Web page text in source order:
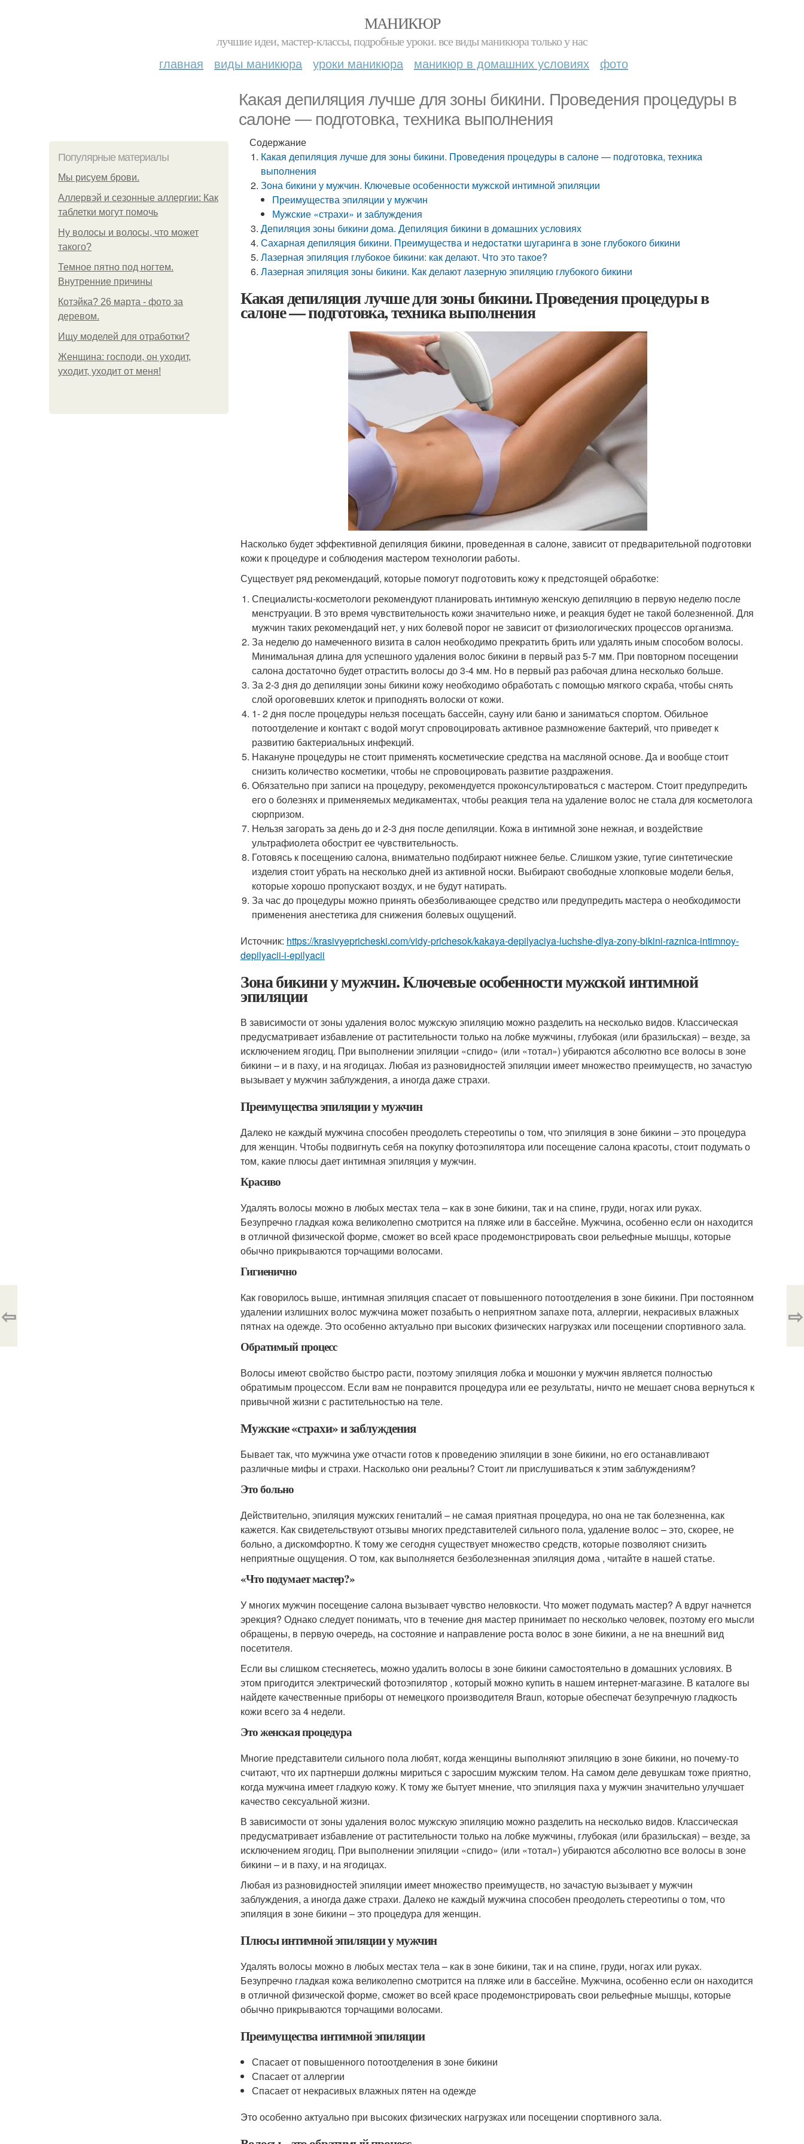
МАНИКЮР
лучшие идеи, мастер-классы, подробные уроки. все виды маникюра только у нас
главная виды маникюра уроки маникюра маникюр в домашних условиях фото
Какая депиляция лучше для зоны бикини. Проведения процедуры в
салоне — подготовка, техника выполнения
Популярные материалы
Мы рисуем брови.
Аллервэй и сезонные аллергии: Как
таблетки могут помочь
Ну волосы и волосы, что может
такого?
Темное пятно под ногтем.
Внутренние причины
Котэйка? 26 марта - фото за
деревом.
Ищу моделей для отработки?
Женщина: господи, он уходит,
уходит, уходит от меня!
Содержание
Какая депиляция лучше для зоны бикини. Проведения процедуры в салоне — подготовка, техника
выполнения
Зона бикини у мужчин. Ключевые особенности мужской интимной эпиляции
Преимущества эпиляции у мужчин
Мужские «страхи» и заблуждения
Депиляция зоны бикини дома. Депиляция бикини в домашних условиях
Сахарная депиляция бикини. Преимущества и недостатки шугаринга в зоне глубокого бикини
Лазерная эпиляция глубокое бикини: как делают. Что это такое?
Лазерная эпиляция зоны бикини. Как делают лазерную эпиляцию глубокого бикини
Какая депиляция лучше для зоны бикини. Проведения процедуры в
салоне — подготовка, техника выполнения
Насколько будет эффективной депиляция бикини, проведенная в салоне, зависит от предварительной подготовки
кожи к процедуре и соблюдения мастером технологии работы.
Существует ряд рекомендаций, которые помогут подготовить кожу к предстоящей обработке:
Специалисты-косметологи рекомендуют планировать интимную женскую депиляцию в первую неделю после
менструации. В это время чувствительность кожи значительно ниже, и реакция будет не такой болезненной. Для
мужчин таких рекомендаций нет, у них болевой порог не зависит от физиологических процессов организма.
За неделю до намеченного визита в салон необходимо прекратить брить или удалять иным способом волосы.
Минимальная длина для успешного удаления волос бикини в первый раз 5-7 мм. При повторном посещении
салона достаточно будет отрастить волосы до 3-4 мм. Но в первый раз рабочая длина несколько больше.
За 2-3 дня до депиляции зоны бикини кожу необходимо обработать с помощью мягкого скраба, чтобы снять
слой ороговевших клеток и приподнять волоски от кожи.
1- 2 дня после процедуры нельзя посещать бассейн, сауну или баню и заниматься спортом. Обильное
потоотделение и контакт с водой могут спровоцировать активное размножение бактерий, что приведет к
развитию бактериальных инфекций.
Накануне процедуры не стоит применять косметические средства на масляной основе. Да и вообще стоит
снизить количество косметики, чтобы не спровоцировать развитие раздражения.
Обязательно при записи на процедуру, рекомендуется проконсультироваться с мастером. Стоит предупредить
его о болезнях и применяемых медикаментах, чтобы реакция тела на удаление волос не стала для косметолога
сюрпризом.
Нельзя загорать за день до и 2-3 дня после депиляции. Кожа в интимной зоне нежная, и воздействие
ультрафиолета обострит ее чувствительность.
Готовясь к посещению салона, внимательно подбирают нижнее белье. Слишком узкие, тугие синтетические
изделия стоит убрать на несколько дней из активной носки. Выбирают свободные хлопковые модели белья,
которые хорошо пропускают воздух, и не будут натирать.
За час до процедуры можно принять обезболивающее средство или предупредить мастера о необходимости
применения анестетика для снижения болевых ощущений.
Источник: https://krasivyepricheski.com/vidy-prichesok/kakaya-depilyaciya-luchshe-dlya-zony-bikini-raznica-intimnoy-
depilyacii-i-epilyacii
Зона бикини у мужчин. Ключевые особенности мужской интимной
эпиляции
В зависимости от зоны удаления волос мужскую эпиляцию можно разделить на несколько видов. Классическая
предусматривает избавление от растительности только на лобке мужчины, глубокая (или бразильская) – везде, за
исключением ягодиц. При выполнении эпиляции «спидо» (или «тотал») убираются абсолютно все волосы в зоне
бикини – и в паху, и на ягодицах. Любая из разновидностей эпиляции имеет множество преимуществ, но зачастую
вызывает у мужчин заблуждения, а иногда даже страхи.
Преимущества эпиляции у мужчин
Далеко не каждый мужчина способен преодолеть стереотипы о том, что эпиляция в зоне бикини – это процедура
для женщин. Чтобы подвигнуть себя на покупку фотоэпилятора или посещение салона красоты, стоит подумать о
том, какие плюсы дает интимная эпиляция у мужчин.
Красиво
Удалять волосы можно в любых местах тела – как в зоне бикини, так и на спине, груди, ногах или руках.
Безупречно гладкая кожа великолепно смотрится на пляже или в бассейне. Мужчина, особенно если он находится
в отличной физической форме, сможет во всей красе продемонстрировать свои рельефные мышцы, которые
обычно прикрываются торчащими волосами.
Гигиенично
Как говорилось выше, интимная эпиляция спасает от повышенного потоотделения в зоне бикини. При постоянном
удалении излишних волос мужчина может позабыть о неприятном запахе пота, аллергии, некрасивых влажных
пятнах на одежде. Это особенно актуально при высоких физических нагрузках или посещении спортивного зала.
Обратимый процесс
Волосы имеют свойство быстро расти, поэтому эпиляция лобка и мошонки у мужчин является полностью
обратимым процессом. Если вам не понравится процедура или ее результаты, ничто не мешает снова вернуться к
привычной жизни с растительностью на теле.
Мужские «страхи» и заблуждения
Бывает так, что мужчина уже отчасти готов к проведению эпиляции в зоне бикини, но его останавливают
различные мифы и страхи. Насколько они реальны? Стоит ли прислушиваться к этим заблуждениям?
Это больно
Действительно, эпиляция мужских гениталий – не самая приятная процедура, но она не так болезненна, как
кажется. Как свидетельствуют отзывы многих представителей сильного пола, удаление волос – это, скорее, не
больно, а дискомфортно. К тому же сегодня существует множество средств, которые позволяют снизить
неприятные ощущения. О том, как выполняется безболезненная эпиляция дома , читайте в нашей статье.
«Что подумает мастер?»
У многих мужчин посещение салона вызывает чувство неловкости. Что может подумать мастер? А вдруг начнется
эрекция? Однако следует понимать, что в течение дня мастер принимает по несколько человек, поэтому его мысли
обращены, в первую очередь, на состояние и направление роста волос в зоне бикини, а не на внешний вид
посетителя.
Если вы слишком стесняетесь, можно удалить волосы в зоне бикини самостоятельно в домашних условиях. В
этом пригодится электрический фотоэпилятор , который можно купить в нашем интернет-магазине. В каталоге вы
найдете качественные приборы от немецкого производителя Braun, которые обеспечат безупречную гладкость
кожи всего за 4 недели.
Это женская процедура
Многие представители сильного пола любят, когда женщины выполняют эпиляцию в зоне бикини, но почему-то
считают, что их партнерши должны мириться с заросшим мужским телом. На самом деле девушкам тоже приятно,
когда мужчина имеет гладкую кожу. К тому же бытует мнение, что эпиляция паха у мужчин значительно улучшает
качество сексуальной жизни.
В зависимости от зоны удаления волос мужскую эпиляцию можно разделить на несколько видов. Классическая
предусматривает избавление от растительности только на лобке мужчины, глубокая (или бразильская) – везде, за
исключением ягодиц. При выполнении эпиляции «спидо» (или «тотал») убираются абсолютно все волосы в зоне
бикини – и в паху, и на ягодицах.
Любая из разновидностей эпиляции имеет множество преимуществ, но зачастую вызывает у мужчин
заблуждения, а иногда даже страхи. Далеко не каждый мужчина способен преодолеть стереотипы о том, что
эпиляция в зоне бикини – это процедура для женщин.
Плюсы интимной эпиляции у мужчин
Удалять волосы можно в любых местах тела – как в зоне бикини, так и на спине, груди, ногах или руках.
Безупречно гладкая кожа великолепно смотрится на пляже или в бассейне. Мужчина, особенно если он находится
в отличной физической форме, сможет во всей красе продемонстрировать свои рельефные мышцы, которые
обычно прикрываются торчащими волосами.
Преимущества интимной эпиляции
Спасает от повышенного потоотделения в зоне бикини
Спасает от аллергии
Спасает от некрасивых влажных пятен на одежде
Это особенно актуально при высоких физических нагрузках или посещении спортивного зала.
⇦ ⇨